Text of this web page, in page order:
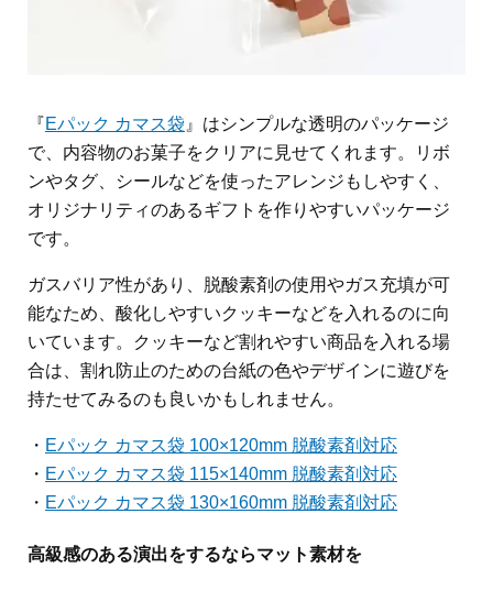
『Eパック カマス袋 』はシンプルな透明のパッケージ
で、内容物のお菓子をクリアに見せてくれます。リボ
ンやタグ、シールなどを使ったアレンジもしやすく、
オリジナリティのあるギフトを作りやすいパッケージ
です。
ガスバリア性があり、脱酸素剤の使用やガス充填が可
能なため、酸化しやすいクッキーなどを入れるのに向
いています。クッキーなど割れやすい商品を入れる場
合は、割れ防止のための台紙の色やデザインに遊びを
持たせてみるのも良いかもしれません。
・ Eパック カマス袋 100×120mm 脱酸素剤対応
・ Eパック カマス袋 115×140mm 脱酸素剤対応
・ Eパック カマス袋 130×160mm 脱酸素剤対応
高級感のある演出をするならマット素材を